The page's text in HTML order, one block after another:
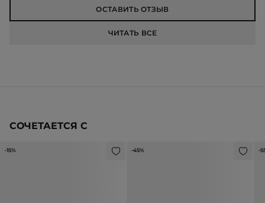
ОСТАВИТЬ ОТЗЫВ
ЧИТАТЬ ВСЕ
СОЧЕТАЕТСЯ С
-15% -45% -